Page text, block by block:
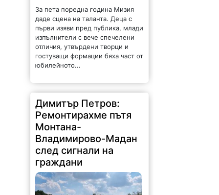
даде сцена на таланта. Деца с
първи изяви пред публика, млади
изпълнители с вече спечелени
отличия, утвърдени творци и
гостуващи формации бяха част от
юбилейното...
Димитър Петров:
Ремонтирахме пътя
Монтана-
Владимирово-Мадан
след сигнали на
граждани